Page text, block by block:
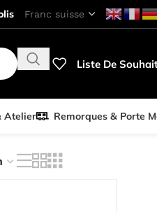
Liste De
Atelier Remorques & Porte